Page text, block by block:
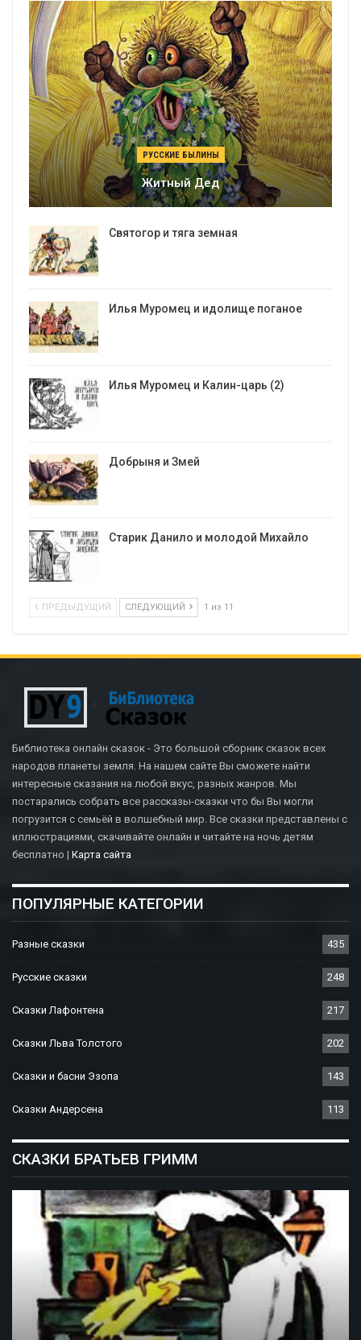
РУССКИЕ БЫЛИНЫ
Житный Дед
Святогор и тяга земная
Илья Муромец и идолище поганое
Илья Муромец и Калин-царь (2)
Добрыня и Змей
Старик Данило и молодой Михайло
ПРЕДЫДУЩИЙ СЛЕДУЮЩИЙ 1 из 11
Библиотека онлайн сказок - Это большой сборник сказок всех
народов планеты земля. На нашем сайте Вы сможете найти
интересные сказания на любой вкус, разных жанров. Мы
постарались собрать все рассказы-сказки что бы Вы могли
погрузится с семьёй в волшебный мир. Все сказки представлены с
иллюстрациями, скачивайте онлайн и читайте на ночь детям
бесплатно | Карта сайта
ПОПУЛЯРНЫЕ КАТЕГОРИИ
Разные сказки 435
Русские сказки 248
Сказки Лафонтена 217
Сказки Льва Толстого 202
Сказки и басни Эзопа 143
Сказки Андерсена 113
СКАЗКИ БРАТЬЕВ ГРИММ